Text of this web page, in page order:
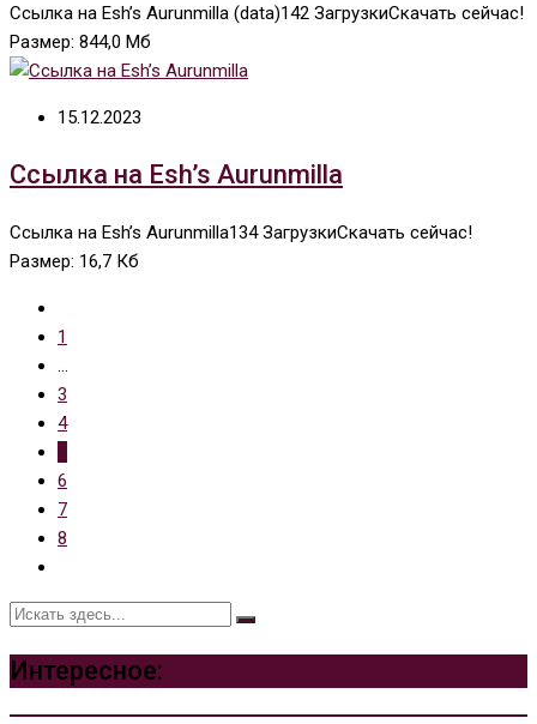
Ссылка на Esh’s Aurunmilla (data)142 ЗагрузкиСкачать сейчас!
Размер: 844,0 Мб
15.12.2023
Ссылка на Esh’s Aurunmilla
Ссылка на Esh’s Aurunmilla134 ЗагрузкиСкачать сейчас!
Размер: 16,7 Кб
1
...
3
4
6
7
8
Интересное: